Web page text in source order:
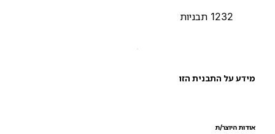
1232 תבניות
על התבנית הזו
היוצר/ת